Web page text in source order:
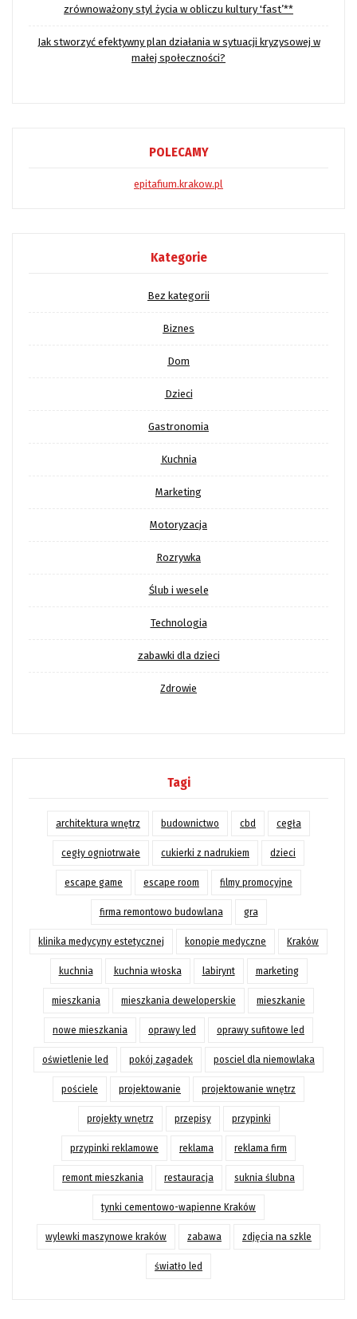
zrównoważony styl życia w obliczu kultury 'fast’**
Jak stworzyć efektywny plan działania w sytuacji kryzysowej w
małej społeczności?
POLECAMY
epitafium.krakow.pl
Kategorie
Bez kategorii
Biznes
Dom
Dzieci
Gastronomia
Kuchnia
Marketing
Motoryzacja
Rozrywka
Ślub i wesele
Technologia
zabawki dla dzieci
Zdrowie
Tagi
architektura wnętrz budownictwo cbd cegła
cegły ogniotrwałe cukierki z nadrukiem dzieci
escape game escape room filmy promocyjne
firma remontowo budowlana gra
klinika medycyny estetycznej konopie medyczne Kraków
kuchnia kuchnia włoska labirynt marketing
mieszkania mieszkania deweloperskie mieszkanie
nowe mieszkania oprawy led oprawy sufitowe led
oświetlenie led pokój zagadek posciel dla niemowlaka
pościele projektowanie projektowanie wnętrz
projekty wnętrz przepisy przypinki
przypinki reklamowe reklama reklama firm
remont mieszkania restauracja suknia ślubna
tynki cementowo-wapienne Kraków
wylewki maszynowe kraków zabawa zdjęcia na szkle
światło led